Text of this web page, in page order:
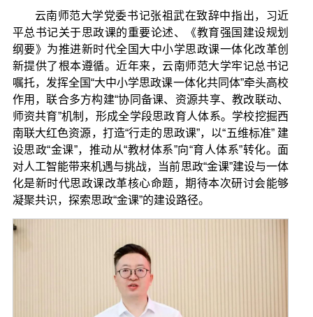
云南师范大学党委书记张祖武在致辞中指出，习近
平总书记关于思政课的重要论述、《教育强国建设规划
纲要》为推进新时代全国大中小学思政课一体化改革创
新提供了根本遵循。近年来，云南师范大学牢记总书记
嘱托，发挥全国“大中小学思政课一体化共同体”牵头高校
作用，联合多方构建“协同备课、资源共享、教改联动、
师资共育”机制，形成全学段思政育人体系。学校挖掘西
南联大红色资源，打造“行走的思政课”，以“五维标准” 建
设思政“金课”，推动从“教材体系”向“育人体系”转化。面
对人工智能带来机遇与挑战，当前思政“金课”建设与一体
化是新时代思政课改革核心命题，期待本次研讨会能够
凝聚共识，探索思政“金课”的建设路径。